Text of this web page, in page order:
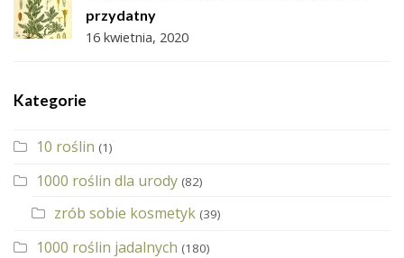
przydatny
16 kwietnia, 2020
Kategorie
10 roślin (1)
1000 roślin dla urody (82)
zrób sobie kosmetyk (39)
1000 roślin jadalnych (180)